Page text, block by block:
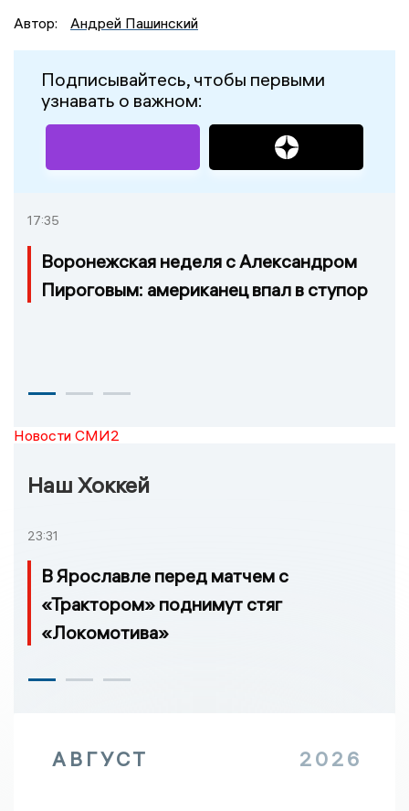
Автор:
Андрей Пашинский
Подписывайтесь, чтобы первыми
узнавать о важном:
17:35
Воронежская неделя с Александром
Пироговым: американец впал в ступор
Новости СМИ2
Наш Хоккей
23:31
В Ярославле перед матчем с
«Трактором» поднимут стяг
«Локомотива»
АВГУСТ 2026